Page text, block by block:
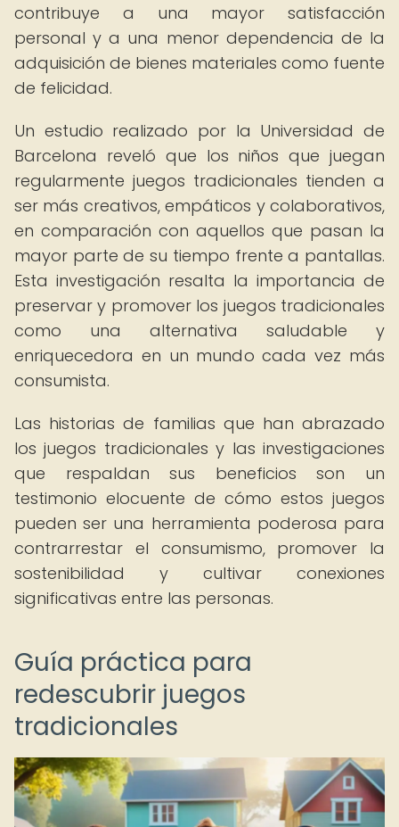
contribuye a una mayor satisfacción
personal y a una menor dependencia de la
adquisición de bienes materiales como fuente
de felicidad.
Un estudio realizado por la Universidad de
Barcelona reveló que los niños que juegan
regularmente juegos tradicionales tienden a
ser más creativos, empáticos y colaborativos,
en comparación con aquellos que pasan la
mayor parte de su tiempo frente a pantallas.
Esta investigación resalta la importancia de
preservar y promover los juegos tradicionales
como una alternativa saludable y
enriquecedora en un mundo cada vez más
consumista.
Las historias de familias que han abrazado
los juegos tradicionales y las investigaciones
que respaldan sus beneficios son un
testimonio elocuente de cómo estos juegos
pueden ser una herramienta poderosa para
contrarrestar el consumismo, promover la
sostenibilidad y cultivar conexiones
significativas entre las personas.
Guía práctica para
redescubrir juegos
tradicionales